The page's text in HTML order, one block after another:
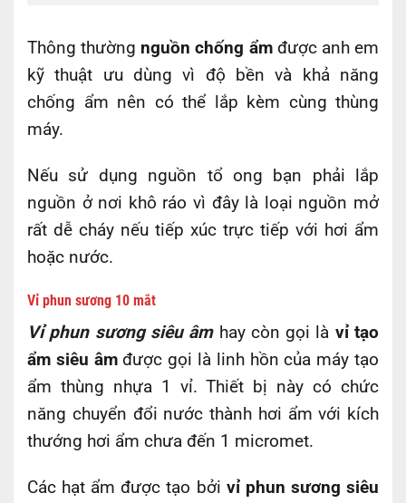
Thông thường nguồn chống ẩmđược anh em
kỹ thuật ưu dùng vì độ bền và khả năng
chống ẩm nên có thể lắp kèm cùng thùng
máy.
Nếu sử dụng nguồn tổ ong bạn phải lắp
nguồn ở nơi khô ráo vì đây là loại nguồn mở
rất dễ cháy nếu tiếp xúc trực tiếp với hơi ẩm
hoặc nước.
Vỉ phun sương 10 mắt
Vỉ phun sương siêu âmhay còn gọi là vỉ tạo
ẩm siêu âmđược gọi là linh hồn của máy tạo
ẩm thùng nhựa 1 vỉ. Thiết bị này có chức
năng chuyển đổi nước thành hơi ẩm với kích
thướng hơi ẩm chưa đến 1 micromet.
Các hạt ẩm được tạo bởi vỉ phun sương siêu